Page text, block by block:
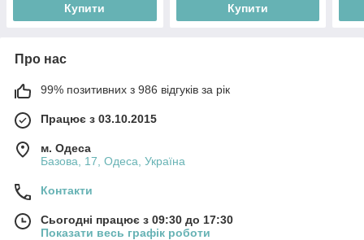
Купити Купити
Про нас
99% позитивних з 986 відгуків за рік
Працює з 03.10.2015
м. Одеса
Базова, 17, Одеса, Україна
Контакти
Сьогодні працює з 09:30 до 17:30
Показати весь графік роботи